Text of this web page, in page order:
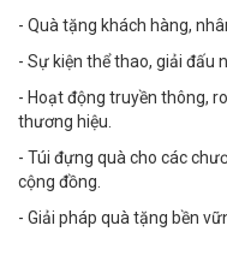
- Quà tặng khách hàng,
- Sự kiện thể thao, giải đấu
- Hoạt động truyền thông,
thương hiệu.
- Túi đựng quà cho các
cộng đồng.
- Giải pháp quà tặng bền